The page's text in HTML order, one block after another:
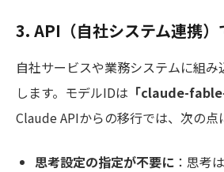
3. API（自社システム連携）
自社サービスや業務システムに組み
します。モデルIDは 「claude-fable-
Claude APIからの移行では、次の点
思考設定の指定が不要に ：思考